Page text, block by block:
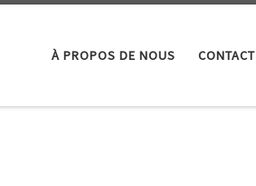
À PROPOS DE NOUS CONTACT